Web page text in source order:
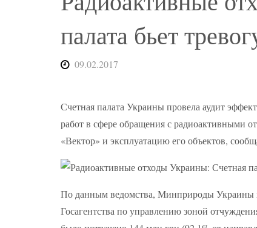
палата бьет
09.02.2017
Счетная палата Украины провела аудит
работ в сфере обращения с радиоактивными
«Вектор» и эксплуатацию его объектов,
По данным ведомства, Минприроды Украины
Госагентства по управлению зоной